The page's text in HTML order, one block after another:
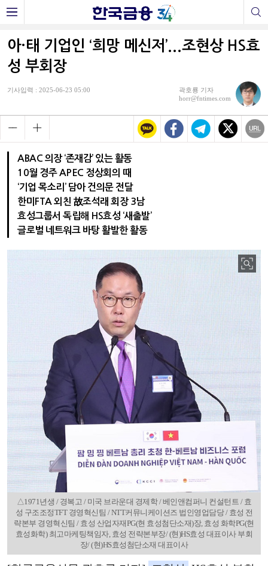
아·태 기업인 ‘희망 메신저’...조현상 HS효
성 부회장
기사입력 : 2025-06-23 05:00
곽호룡 기자
horr@fntimes.com
ABAC 의장 ‘존재감’ 있는 활동
10월 경주 APEC 정상회의 때
‘기업 목소리’ 담아 건의문 전달
한미FTA 외친 故조석래 회장 3남
효성그룹서 독립해 HS효성 ‘새출발’
글로벌 네트워크 바탕 활발한 활동
△1971년생 / 경복고 / 미국 브라운대 경제학 / 베인앤컴퍼니 컨설턴트 / 효
성 구조조정TFT 경영혁신팀 / NTT커뮤니케이션즈 법인영업담당 / 효성 전
략본부 경영혁신팀 / 효성 산업자재PG(현 효성첨단소재)장, 효성 화학PG(현
효성화학) 최고마케팅책임자, 효성 전략본부장/ (현)HS효성 대표이사 부회
장/ (현)HS효성첨단소재 대표이사